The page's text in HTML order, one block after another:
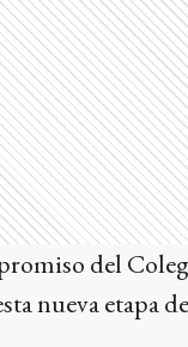
del
nueva etapa